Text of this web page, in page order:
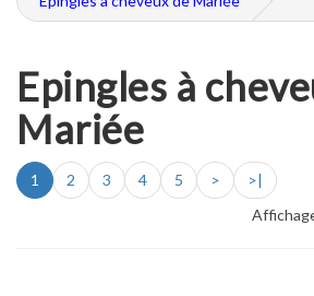
Epingles à
Mariée
1 2 3 4 5 >
>|